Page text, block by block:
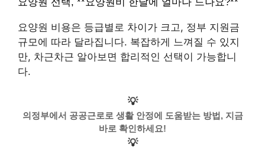
요양원 비용은 등급별로 차이가 크고, 정부 지원금
규모에 따라 달라집니다. 복잡하게 느껴질 수 있지
만, 차근차근 알아보면 합리적인 선택이 가능합니
다.
💡
의정부에서 공공근로로 생활 안정에 도움받는 방법, 지금
바로 확인하세요!
💡